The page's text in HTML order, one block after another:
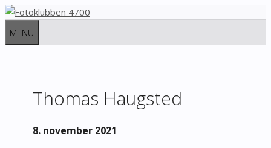
Hop
MENU
Thomas Haugsted
8. november 2021